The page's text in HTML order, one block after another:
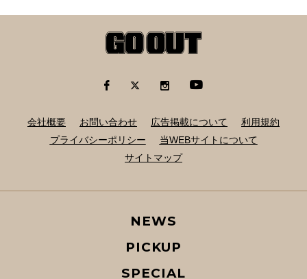
会社概要 お問い合わせ 広告掲載について
利用規約
プライバシーポリシー
当WEBサイトについて
サイトマップ
NEWS
PICKUP
SPECIAL